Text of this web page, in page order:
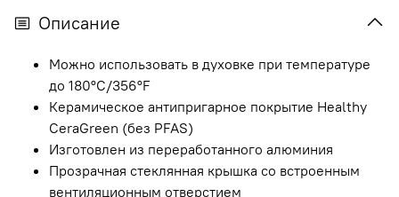
Описание
Можно использовать в духовке при температуре
до 180°C/356°F
Керамическое антипригарное покрытие Healthy
CeraGreen (без PFAS)
Изготовлен из переработанного алюминия
Прозрачная стеклянная крышка со встроенным
вентиляционным отверстием